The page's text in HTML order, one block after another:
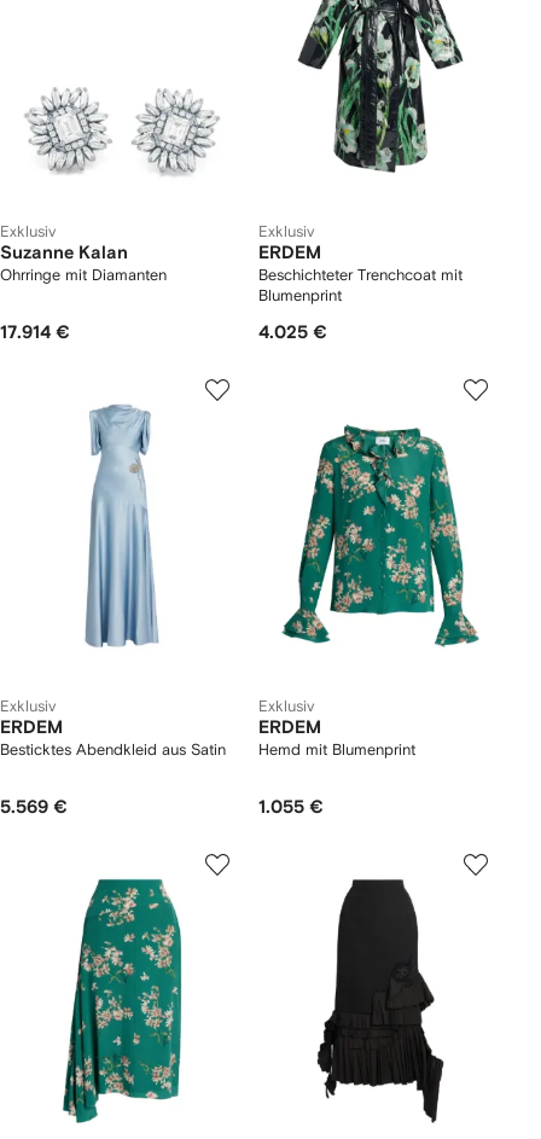
Exklusiv
Suzanne Kalan
Ohrringe mit Diamanten
17.914 €
Exklusiv
ERDEM
Beschichteter Trenchcoat mit
Blumenprint
4.025 €
Exklusiv
ERDEM
Besticktes Abendkleid aus Satin
5.569 €
Exklusiv
ERDEM
Hemd mit Blumenprint
1.055 €